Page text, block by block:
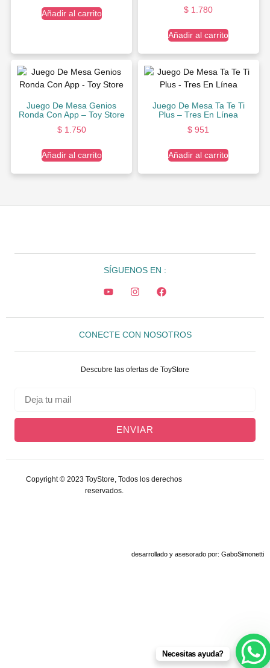
Añadir al carrito
$ 1.780
Añadir al carrito
Juego De Mesa Genios
Ronda Con App – Toy Store
$1.750
Añadir al carrito
Juego De Mesa Ta Te Ti
Plus – Tres En Línea
$ 951
Añadir al carrito
SÍGUENOS EN :
CONECTE CON NOSOTROS
Descubre las ofertas de ToyStore
ENVIAR
Copyright © 2023 ToyStore, Todos los derechos
reservados.
desarrollado y asesorado por: GaboSimonetti
Necesitas ayuda?